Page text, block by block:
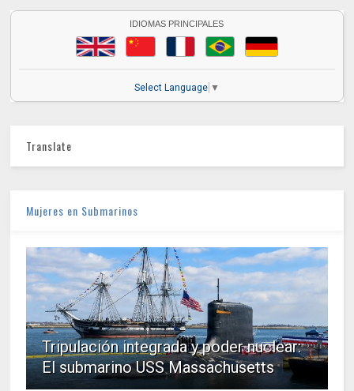
IDIOMAS PRINCIPALES
Select Language ▼
Translate
Mujeres en Submarinos
Tripulación integrada y poder nuclear:
El submarino USS Massachusetts